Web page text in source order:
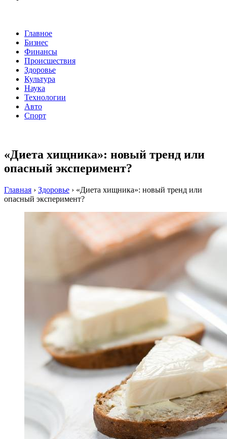
Главное
Бизнес
Финансы
Происшествия
Здоровье
Культура
Наука
Технологии
Авто
Спорт
«Диета хищника»: новый тренд или
опасный эксперимент?
Главная › Здоровье › «Диета хищника»: новый тренд или
опасный эксперимент?